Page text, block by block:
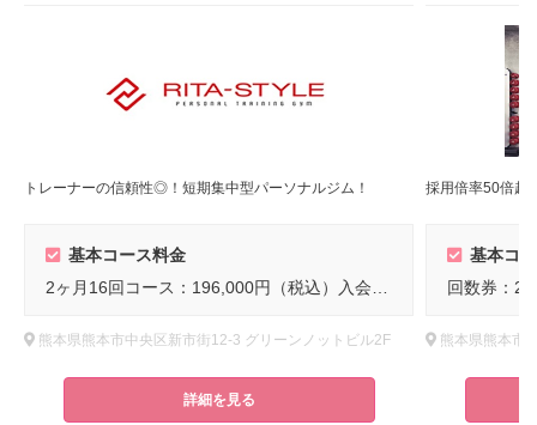
トレーナーの信頼性◎！短期集中型パーソナルジム！
基本コース料金
2ヶ月16回コース：196,000円（税込）入会金：通常39,800円（税込）
熊本県熊本市中央区新市街12-3 グリーンノットビル2F
詳細を見る
基本コ